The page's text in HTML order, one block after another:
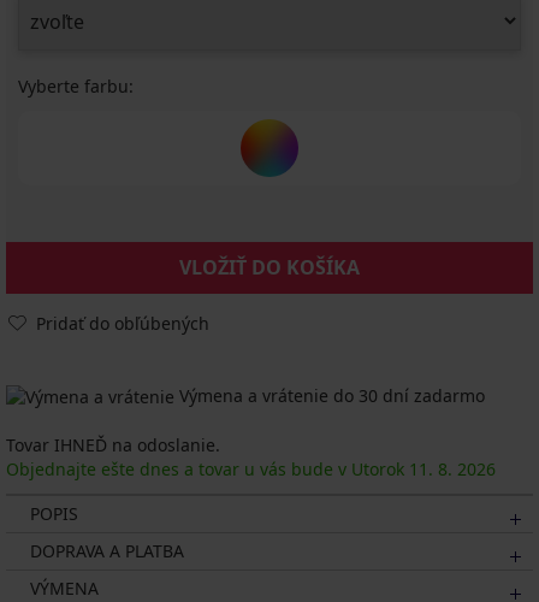
Vyberte farbu:
VLOŽIŤ DO KOŠÍKA
Pridať do obľúbených
Výmena a vrátenie do 30 dní zadarmo
Tovar IHNEĎ na odoslanie.
Objednajte ešte dnes a tovar u vás bude v Utorok 11. 8. 2026
POPIS
DOPRAVA A PLATBA
VÝMENA